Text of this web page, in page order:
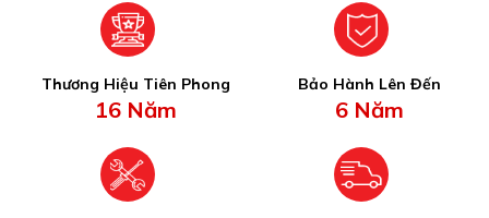
Thương Hiệu Tiên Phong
16 Năm
Bảo Hành Lên Đến
6 Năm